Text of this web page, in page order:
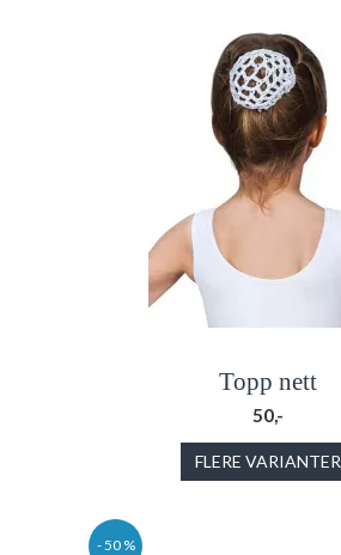
Topp nett
50,-
FLERE VARIANTER
- 50 %